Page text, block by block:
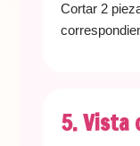
Cortar 2
5. Vista